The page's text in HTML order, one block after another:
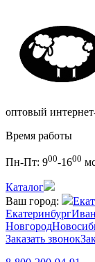
оптовый
Время работы
Пн-Пт: 900-1600
Каталог
Ваш город:
Екатеринбург
Новгород
Заказать звонок